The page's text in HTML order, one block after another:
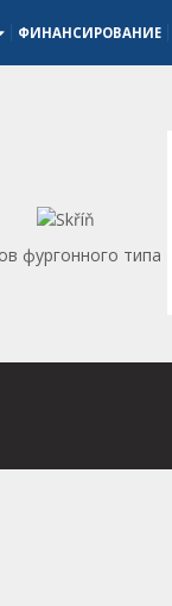
ФИНАНСИРОВАНИЕ
фургонного типа